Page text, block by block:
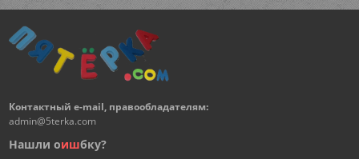
Контактный e-mail, правообладателям:
admin@5terka.com
Нашли оишбку?